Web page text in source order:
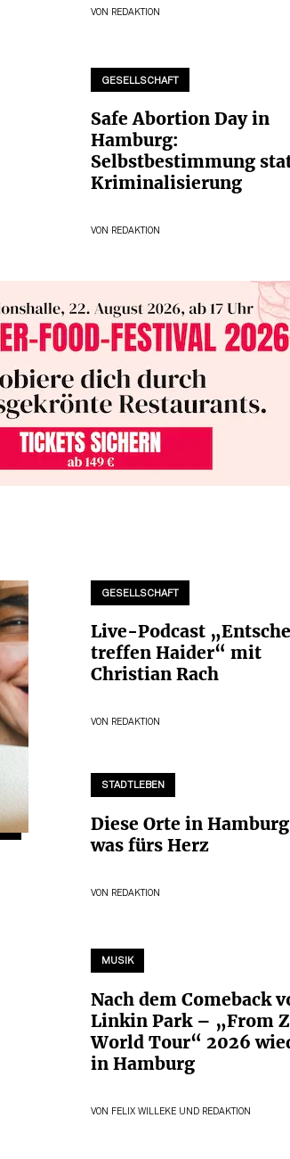
VON REDAKTION
GESELLSCHAFT
Safe Abortion Day in
Hamburg:
Selbstbestimmung
Kriminalisierung
VON REDAKTION
GESELLSCHAFT
Live-Podcast
treffen Haider“ mit
Christian Rach
VON REDAKTION
STADTLEBEN
Diese Orte in
was fürs Herz
VON REDAKTION
MUSIK
Nach dem Comeback
Linkin Park – „From
World Tour“ 2026
in Hamburg
VON FELIX WILLEKE UND REDAKTION